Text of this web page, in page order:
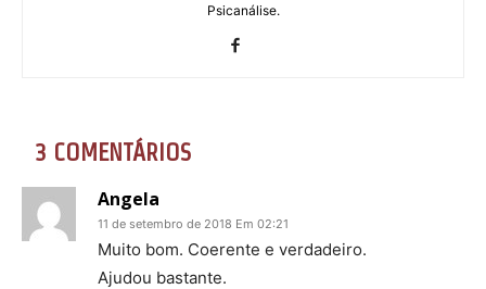
Psicanálise.
3 COMENTÁRIOS
Angela
11 de setembro de 2018 Em 02:21
Muito bom. Coerente e verdadeiro.
Ajudou bastante.